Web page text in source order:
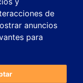
de
anuncios
para